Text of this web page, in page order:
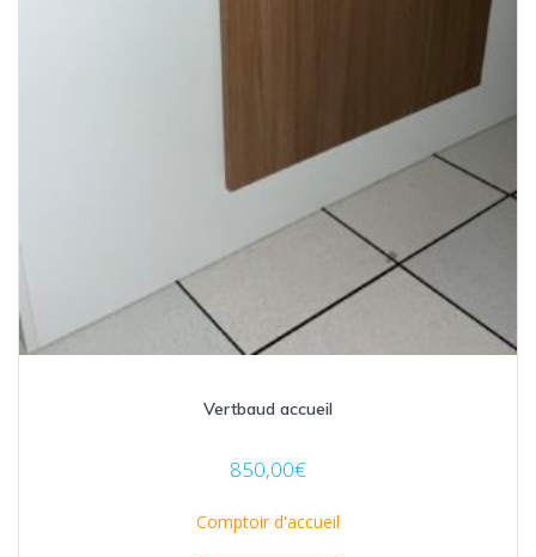
Vertbaud accueil
850,00€
Comptoir d'accueil